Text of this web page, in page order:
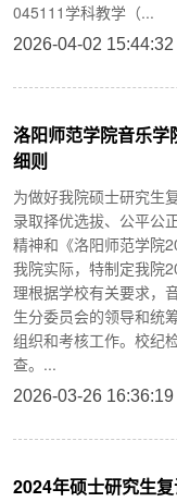
045111学科教学（...
2026-04-02 15:44:32
洛阳师范学院音乐
细则
为做好我院硕士研究生
录取择优选拔、公平公
精神和《洛阳师范学院
我院实际，特制定我院
理根据学校有关要求，
生分委员会的领导和统
组织和考核工作。校纪
查。...
2026-03-26 16:36:19
2024年硕士研究生